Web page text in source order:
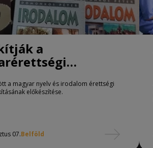
a
a magyar nyelv és irodalom érettségi
előkészítése.
07.Belföld